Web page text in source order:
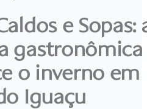
e Sopas:
gastronômica
o inverno em
Iguaçu